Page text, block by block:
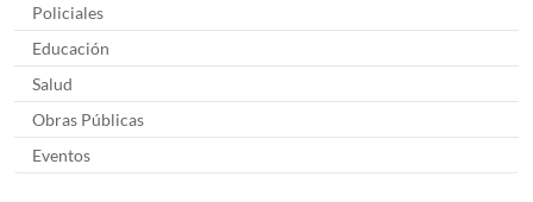
Policiales
Educación
Salud
Obras Públicas
Eventos